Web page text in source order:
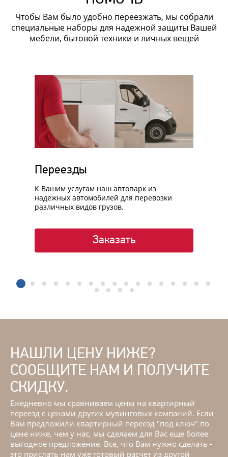
Чтобы Вам было удобно переезжать, мы собрали
специальные наборы для надежной защиты Вашей
мебели, бытовой техники и личных вещей
Переезды
К Вашим услугам наш автопарк из
надежных автомобилей для перевозки
различных видов грузов.
Заказать
1 3 4 5 6
НАШЛИ ЦЕНУ НИЖЕ?
СООБЩИТЕ НАМ И ПОЛУЧИТЕ
СКИДКУ.
Ежедневно мы сравниваем цены на квартирный
переезд с ценами других мувинговых компаний. Если
Вам предложили квартирный переезд "под ключ" по
цене ниже, чем у нас, мы сделаем для Вас еще более
выгодное предложение. Все, что Вам нужно сделать -
это прислать нам уже готовый расчет из другой